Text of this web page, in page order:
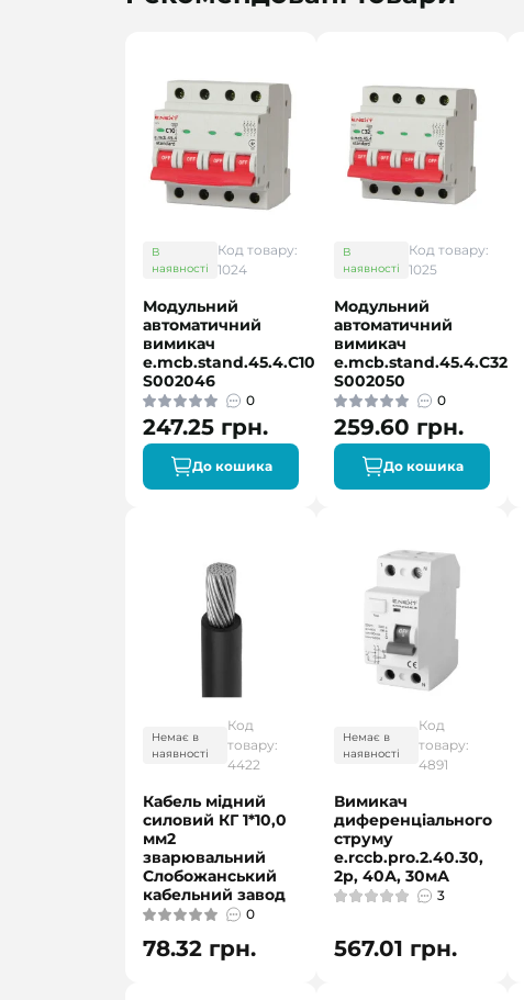
В
наявності
Код товару:
1024
Модульний
автоматичний
вимикач
e.mcb.stand.45.4.C10
S002046
0
247.25 грн.
До кошика
В
наявності
Код товару:
1025
Модульний
автоматичний
вимикач
e.mcb.stand.45.4.C32
S002050
0
259.60 грн.
До кошика
Немає в
наявності
Код
товару:
4422
Кабель мідний
силовий КГ 1*10,0
мм2
зварювальний
Слобожанський
кабельний завод
0
78.32 грн.
Немає в
наявності
Код
товару:
4891
Вимикач
диференціального
струму
e.rccb.pro.2.40.30,
2р, 40А, 30мА
3
567.01 грн.